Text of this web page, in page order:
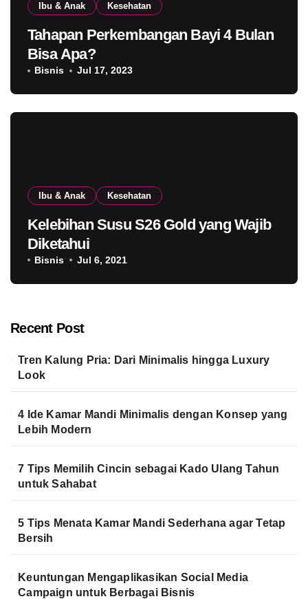
Ibu & Anak Kesehatan
Tahapan Perkembangan Bayi 4 Bulan
Bisa Apa?
Bisnis Jul 17, 2023
Ibu & Anak Kesehatan
Kelebihan Susu S26 Gold yang Wajib
Diketahui
Bisnis Jul 6, 2021
Recent Post
Tren Kalung Pria: Dari Minimalis hingga Luxury
Look
4 Ide Kamar Mandi Minimalis dengan Konsep yang
Lebih Modern
7 Tips Memilih Cincin sebagai Kado Ulang Tahun
untuk Sahabat
5 Tips Menata Kamar Mandi Sederhana agar Tetap
Bersih
Keuntungan Mengaplikasikan Social Media
Campaign untuk Berbagai Bisnis